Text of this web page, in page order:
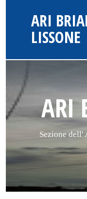
ARI
LISSONE
ARI
Sezione dell'